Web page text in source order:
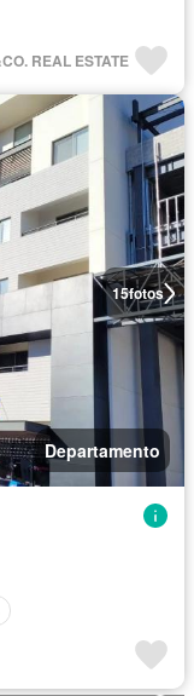
02/06/2026 en universoInmuebles - CHARLES&CO. REAL ESTATE
15fotos
Departamento